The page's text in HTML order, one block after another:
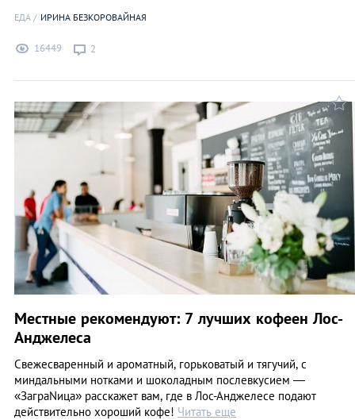
ЕДА ИРИНА БЕЗКОРОВАЙНАЯ
16449 2
Местные рекомендуют: 7 лучших кофеен Лос-
Анджелеса
Свежесваренный и ароматный, горьковатый и тягучий, с
миндальными нотками и шоколадным послевкусием —
«ЗаграNица» расскажет вам, где в Лос-Анджелесе подают
действительно хороший кофе! Читать еще